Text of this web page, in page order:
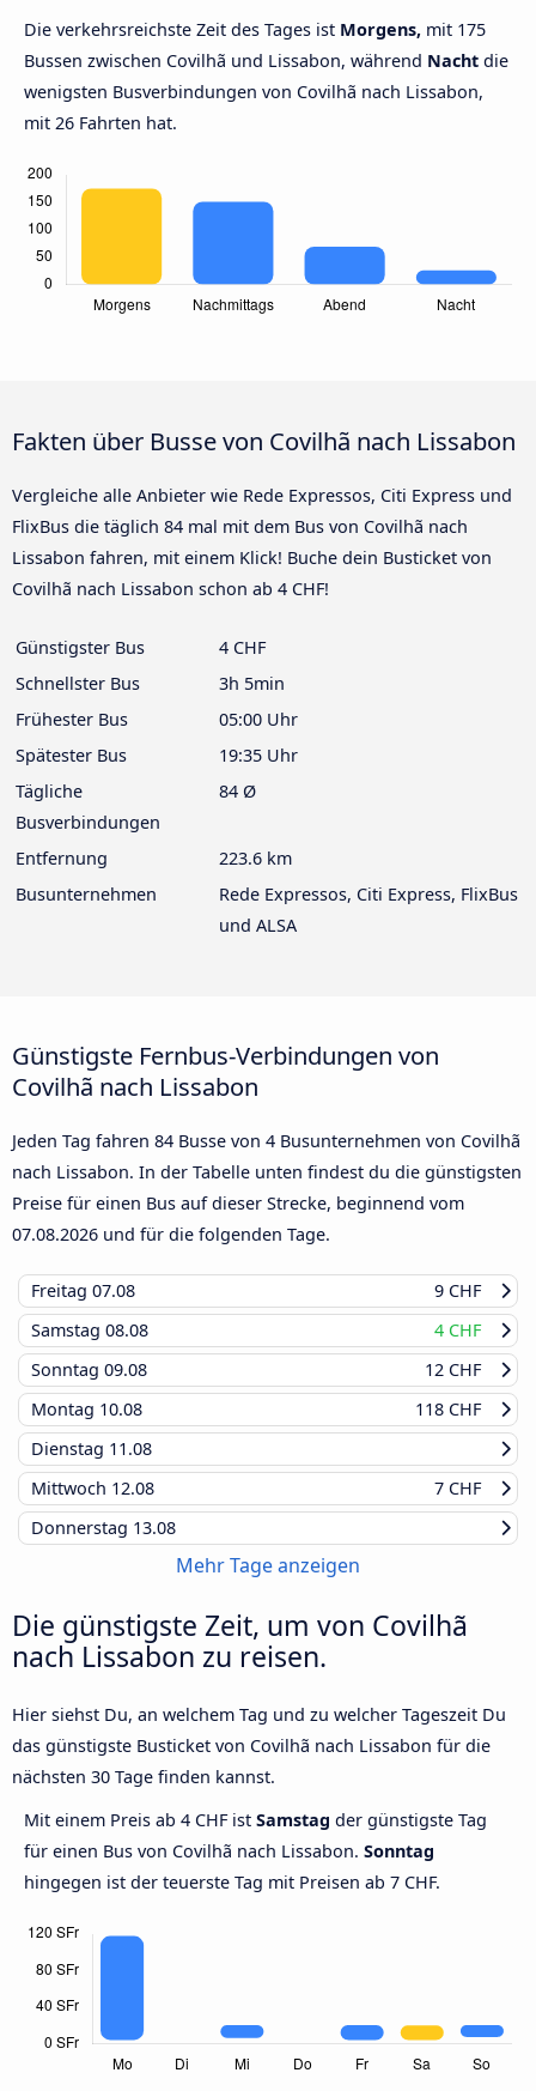
Die verkehrsreichste Zeit des Tages ist Morgens, mit 175
Bussen zwischen Covilhã und Lissabon, während Nacht die
wenigsten Busverbindungen von Covilhã nach Lissabon,
mit 26 Fahrten hat.
Fakten über Busse von Covilhã nach Lissabon
Vergleiche alle Anbieter wie Rede Expressos, Citi Express und
FlixBus die täglich 84 mal mit dem Bus von Covilhã nach
Lissabon fahren, mit einem Klick! Buche dein Busticket von
Covilhã nach Lissabon schon ab 4 CHF!
Günstigster Bus
4 CHF
Schnellster Bus
3h 5min
Frühester Bus
05:00 Uhr
Spätester Bus
19:35 Uhr
Tägliche
Busverbindungen
84 Ø
Entfernung
223.6 km
Busunternehmen
Rede Expressos, Citi Express, FlixBus
und ALSA
Günstigste Fernbus-Verbindungen von
Covilhã nach Lissabon
Jeden Tag fahren 84 Busse von 4 Busunternehmen von Covilhã
nach Lissabon. In der Tabelle unten findest du die günstigsten
Preise für einen Bus auf dieser Strecke, beginnend vom
07.08.2026 und für die folgenden Tage.
Freitag 07.08
9 CHF
Samstag 08.08
4 CHF
Sonntag 09.08
12 CHF
Montag 10.08
118 CHF
Dienstag 11.08
Mittwoch 12.08
7 CHF
Donnerstag 13.08
Mehr Tage anzeigen
Die günstigste Zeit, um von Covilhã
nach Lissabon zu reisen.
Hier siehst Du, an welchem Tag und zu welcher Tageszeit Du
das günstigste Busticket von Covilhã nach Lissabon für die
nächsten 30 Tage finden kannst.
Mit einem Preis ab 4 CHF ist Samstag der günstigste Tag
für einen Bus von Covilhã nach Lissabon. Sonntag
hingegen ist der teuerste Tag mit Preisen ab 7 CHF.